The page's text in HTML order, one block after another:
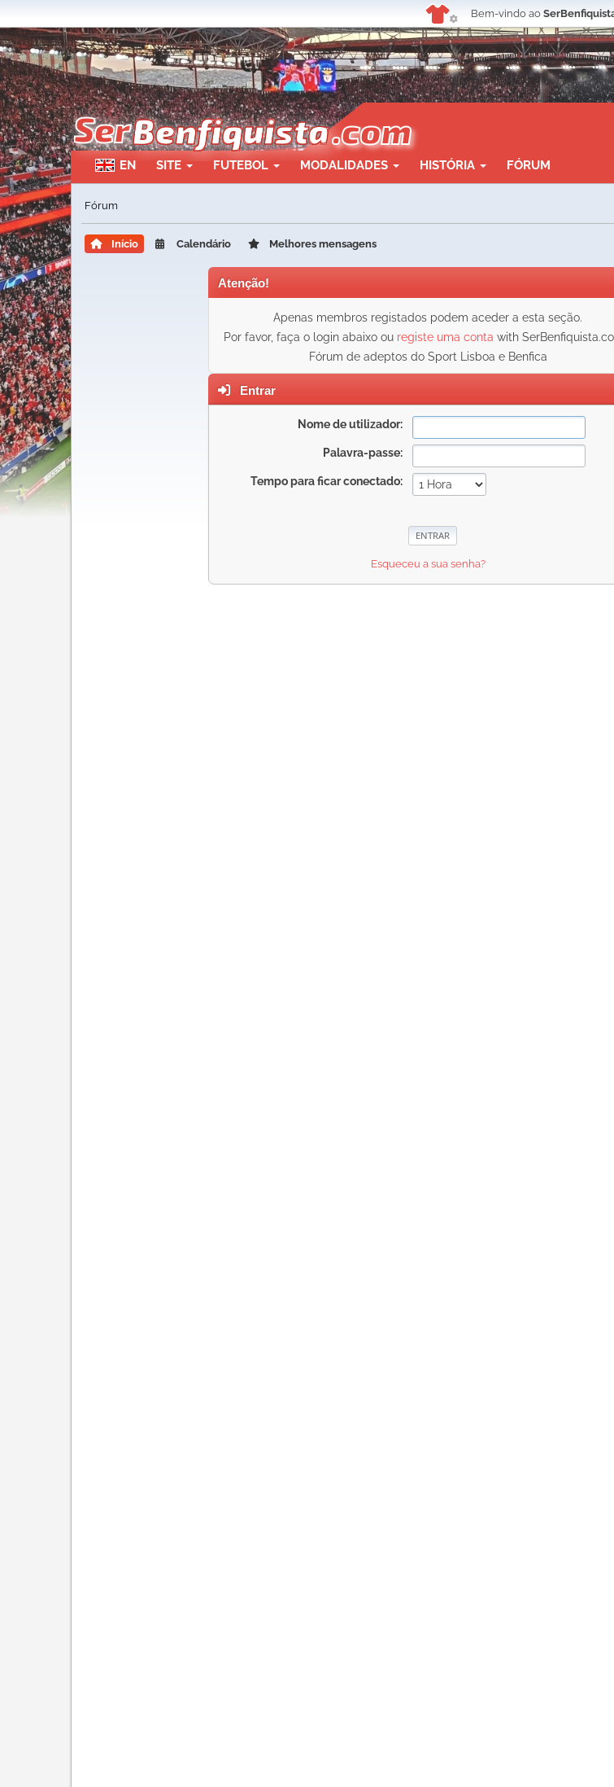
Bem-vindo ao
EN SITE FUTEBOL MODALIDADES HISTÓRIA FÓRUM
Fórum
Início Calendário Melhores mensagens
Atenção!
Apenas membros registados podem aceder a esta seção.
Por favor, faça o login abaixo ou registe uma conta with
Fórum de adeptos do Sport Lisboa e Benfica
Entrar
Nome de utilizador:
Palavra-passe:
Tempo para ficar conectado:
Esqueceu a sua senha?